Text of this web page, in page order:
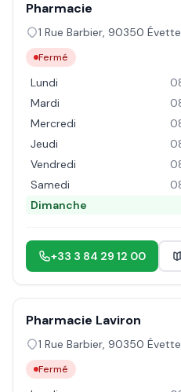
Pharmacie
1 Rue Barbier, 90350
Fermé
Lundi
Mardi
Mercredi
Jeudi
Vendredi
Samedi
Dimanche
+33 3 84 29 12 00
Pharmacie Laviron
1 Rue Barbier, 90350
Fermé